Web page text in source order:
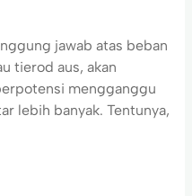
jawab atas beban
tierod aus, akan
mengganggu
lebih banyak. Tentunya,